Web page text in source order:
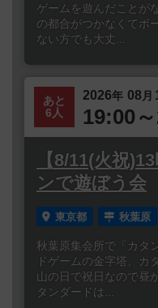
ゲームを遊んだことが
の都合がつかなくてボ
ない方でも大丈...
あと
6人
2026年 08 月
19:00
【8/11(火祝
ンで遊ぼう会
東京都 秋葉原
秋葉原集会所で「カタ
ドゲームの金字塔、カ
山の日で祝日なので昼
タンダードは...